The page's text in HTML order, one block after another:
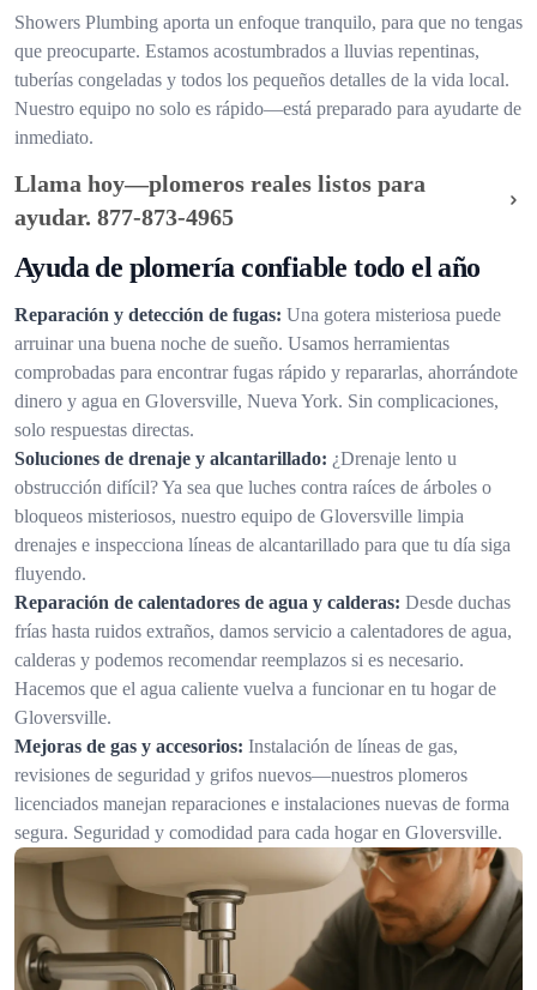
Showers Plumbing aporta un enfoque tranquilo, para que no tengas
que preocuparte. Estamos acostumbrados a lluvias repentinas,
tuberías congeladas y todos los pequeños detalles de la vida local.
Nuestro equipo no solo es rápido—está preparado para ayudarte de
inmediato.
Llama hoy—plomeros reales listos para
ayudar. 877-873-4965
Ayuda de plomería confiable todo el año
Reparación y detección de fugas: Una gotera misteriosa puede
arruinar una buena noche de sueño. Usamos herramientas
comprobadas para encontrar fugas rápido y repararlas, ahorrándote
dinero y agua en Gloversville, Nueva York. Sin complicaciones,
solo respuestas directas.
Soluciones de drenaje y alcantarillado: ¿Drenaje lento u
obstrucción difícil? Ya sea que luches contra raíces de árboles o
bloqueos misteriosos, nuestro equipo de Gloversville limpia
drenajes e inspecciona líneas de alcantarillado para que tu día siga
fluyendo.
Reparación de calentadores de agua y calderas: Desde duchas
frías hasta ruidos extraños, damos servicio a calentadores de agua,
calderas y podemos recomendar reemplazos si es necesario.
Hacemos que el agua caliente vuelva a funcionar en tu hogar de
Gloversville.
Mejoras de gas y accesorios: Instalación de líneas de gas,
revisiones de seguridad y grifos nuevos—nuestros plomeros
licenciados manejan reparaciones e instalaciones nuevas de forma
segura. Seguridad y comodidad para cada hogar en Gloversville.